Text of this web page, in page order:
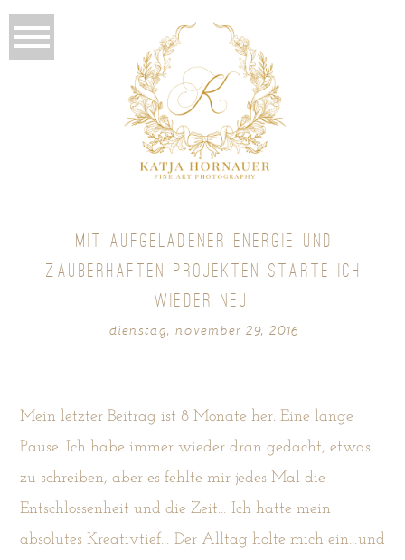
MIT AUFGELADENER ENERGIE UND
ZAUBERHAFTEN PROJEKTEN STARTE ICH
WIEDER NEU!
dienstag, november 29, 2016
Mein letzter Beitrag ist 8 Monate her. Eine lange
Pause. Ich habe immer wieder dran gedacht, etwas
zu schreiben, aber es fehlte mir jedes Mal die
Entschlossenheit und die Zeit… Ich hatte mein
absolutes Kreativtief… Der Alltag holte mich ein…und